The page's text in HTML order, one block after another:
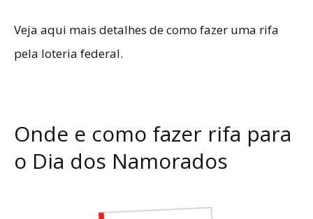
Veja aqui mais detalhes decomo fazer uma rifa
pela loteria federal.
Onde e como fazer rifa para
o Dia dos Namorados